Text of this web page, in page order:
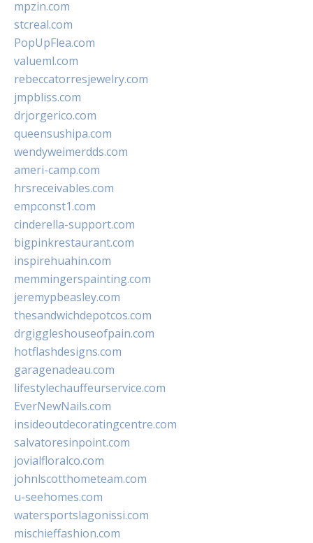
mpzin.com
stcreal.com
PopUpFlea.com
valueml.com
rebeccatorresjewelry.com
jmpbliss.com
drjorgerico.com
queensushipa.com
wendyweimerdds.com
ameri-camp.com
hrsreceivables.com
empconst1.com
cinderella-support.com
bigpinkrestaurant.com
inspirehuahin.com
memmingerspainting.com
jeremypbeasley.com
thesandwichdepotcos.com
drgiggleshouseofpain.com
hotflashdesigns.com
garagenadeau.com
lifestylechauffeurservice.com
EverNewNails.com
insideoutdecoratingcentre.com
salvatoresinpoint.com
jovialfloralco.com
johnlscotthometeam.com
u-seehomes.com
watersportslagonissi.com
mischieffashion.com